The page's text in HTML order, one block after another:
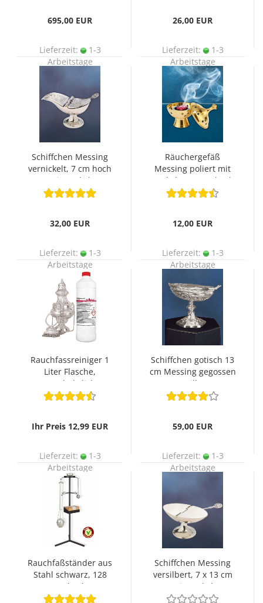
695,00 EUR
Lieferzeit:
1-3
Arbeitstage
26,00 EUR
Lieferzeit:
1-3
Arbeitstage
Schiffchen Messing
vernickelt, 7 cm hoch
mit Deckel
32,00 EUR
Lieferzeit:
1-3
Arbeitstage
Räuchergefäß
Messing poliert mit
Deckel, 10,5 cm hoch
12,00 EUR
Lieferzeit:
1-3
Arbeitstage
Rauchfassreiniger 1
Liter Flasche,
unentbehrlich !
Ihr Preis 12,99 EUR
Lieferzeit:
1-3
Arbeitstage
Schiffchen gotisch 13
cm Messing gegossen
versilbert
59,00 EUR
Lieferzeit:
1-3
Arbeitstage
Rauchfaßständer aus
Stahl schwarz, 128
cm hoch
Schiffchen Messing
versilbert, 7 x 13 cm
mit Deckel